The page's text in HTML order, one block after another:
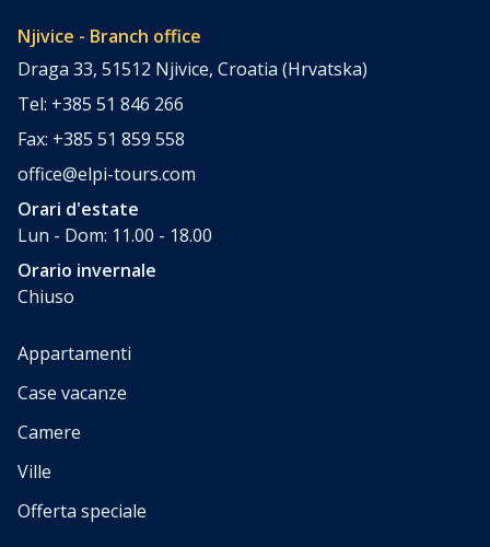
Njivice - Branch office
Draga 33, 51512 Njivice, Croatia (Hrvatska)
Tel: +385 51 846 266
Fax: +385 51 859 558
office@elpi-tours.com
Orari d'estate
Lun - Dom: 11.00 - 18.00
Orario invernale
Chiuso
Appartamenti
Case vacanze
Camere
Ville
Offerta speciale